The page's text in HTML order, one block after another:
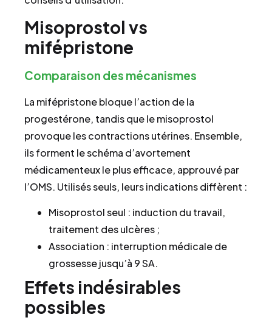
Misoprostol vs
mifépristone
Comparaison des mécanismes
La mifépristone bloque l’action de la
progestérone, tandis que le misoprostol
provoque les contractions utérines. Ensemble,
ils forment le schéma d’avortement
médicamenteux le plus efficace, approuvé par
l’OMS. Utilisés seuls, leurs indications diffèrent :
Misoprostol seul : induction du travail,
traitement des ulcères ;
Association : interruption médicale de
grossesse jusqu’à 9 SA.
Effets indésirables
possibles